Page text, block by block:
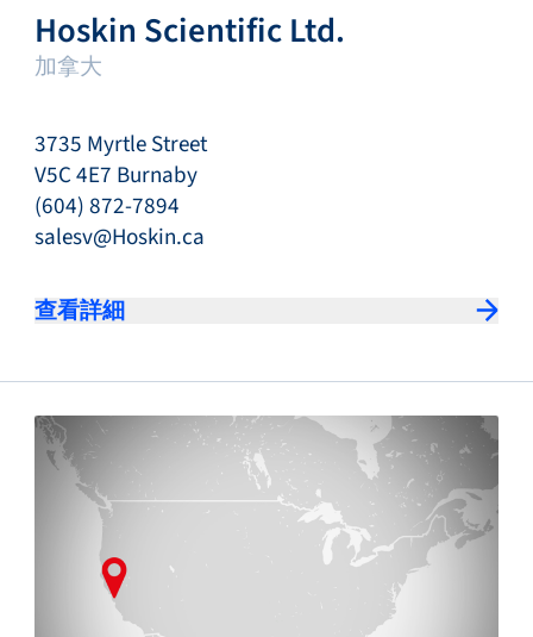
Hoskin Scientific Ltd.
加拿大
3735 Myrtle Street
V5C 4E7 Burnaby
(604) 872-7894
salesv@Hoskin.ca
查看詳細